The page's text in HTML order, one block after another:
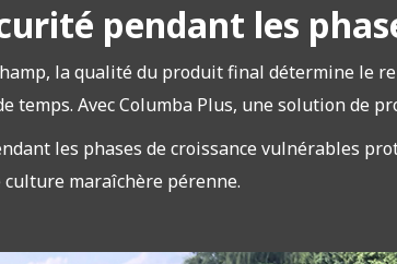
pendant les
la qualité du produit final détermine le
temps. Avec Columba Plus, une solution de
les phases de croissance vulnérables
maraîchère pérenne.